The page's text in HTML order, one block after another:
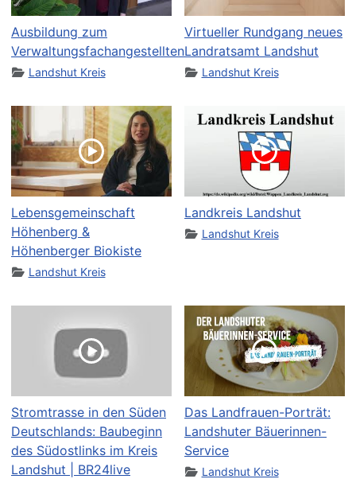
Ausbildung zum
Verwaltungsfachangestellten
Landshut Kreis
Virtueller Rundgang neues
Landratsamt Landshut
Landshut Kreis
Lebensgemeinschaft
Höhenberg &
Höhenberger Biokiste
Landshut Kreis
Landkreis Landshut
Landshut Kreis
Stromtrasse in den Süden
Deutschlands: Baubeginn
des Südostlinks im Kreis
Landshut | BR24live
Das Landfrauen-Porträt:
Landshuter Bäuerinnen-
Service
Landshut Kreis